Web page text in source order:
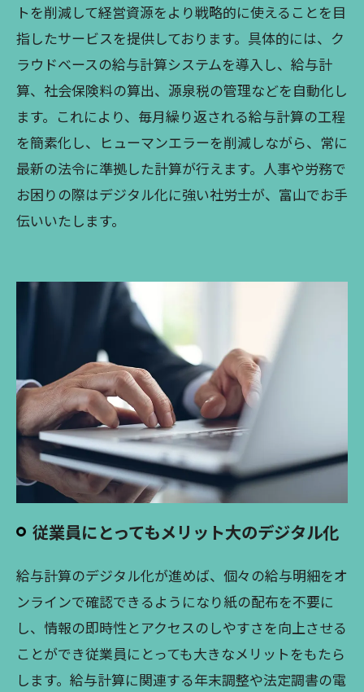
トを削減して経営資源をより戦略的に使えることを目
指したサービスを提供しております。具体的には、ク
ラウドベースの給与計算システムを導入し、給与計
算、社会保険料の算出、源泉税の管理などを自動化し
ます。これにより、毎月繰り返される給与計算の工程
を簡素化し、ヒューマンエラーを削減しながら、常に
最新の法令に準拠した計算が行えます。人事や労務で
お困りの際はデジタル化に強い社労士が、富山でお手
伝いいたします。
従業員にとってもメリット大のデジタル化
給与計算のデジタル化が進めば、個々の給与明細をオ
ンラインで確認できるようになり紙の配布を不要に
し、情報の即時性とアクセスのしやすさを向上させる
ことができ従業員にとっても大きなメリットをもたら
します。給与計算に関連する年末調整や法定調書の電